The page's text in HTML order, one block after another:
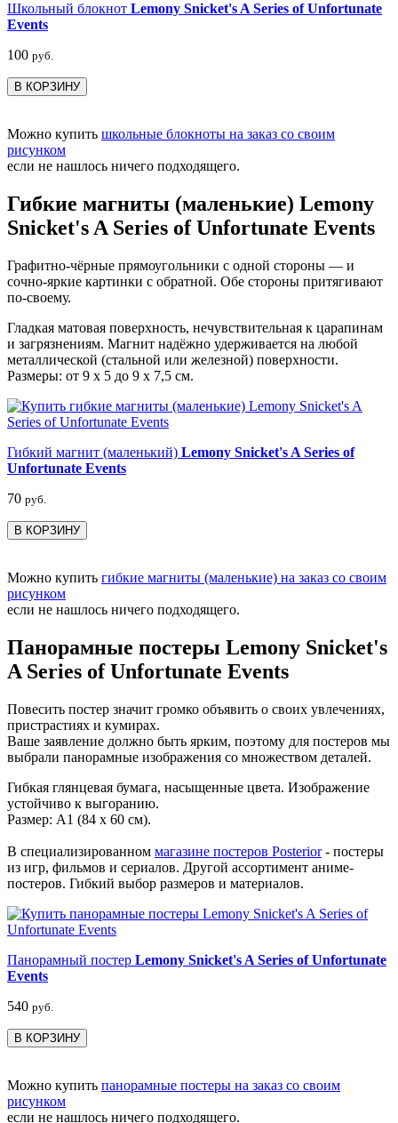
Школьный блокнот Lemony Snicket's A Series of Unfortunate
Events
100 руб.
В КОРЗИНУ
Можно купить школьные блокноты на заказ со своим
рисунком
если не нашлось ничего подходящего.
Гибкие магниты (маленькие) Lemony
Snicket's A Series of Unfortunate Events
Графитно-чёрные прямоугольники с одной стороны — и
сочно-яркие картинки с обратной. Обе стороны притягивают
по-своему.
Гладкая матовая поверхность, нечувствительная к царапинам
и загрязнениям. Магнит надёжно удерживается на любой
металлической (стальной или железной) поверхности.
Размеры: от 9 х 5 до 9 х 7,5 см.
Гибкий магнит (маленький) Lemony Snicket's A Series of
Unfortunate Events
70 руб.
В КОРЗИНУ
Можно купить гибкие магниты (маленькие) на заказ со своим
рисунком
если не нашлось ничего подходящего.
Панорамные постеры Lemony Snicket's
A Series of Unfortunate Events
Повесить постер значит громко объявить о своих увлечениях,
пристрастиях и кумирах.
Ваше заявление должно быть ярким, поэтому для постеров мы
выбрали панорамные изображения со множеством деталей.
Гибкая глянцевая бумага, насыщенные цвета. Изображение
устойчиво к выгоранию.
Размер: А1 (84 х 60 см).
В специализированном магазине постеров Posterior- постеры
из игр, фильмов и сериалов. Другой ассортимент аниме-
постеров. Гибкий выбор размеров и материалов.
Панорамный постер Lemony Snicket's A Series of Unfortunate
Events
540 руб.
В КОРЗИНУ
Можно купить панорамные постеры на заказ со своим
рисунком
если не нашлось ничего подходящего.